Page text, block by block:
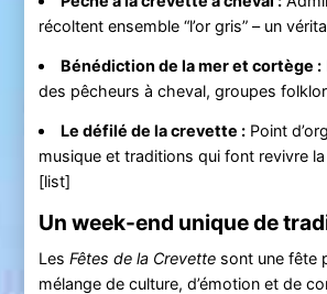
récoltent ensemble “l’or gris” – un
Bénédiction de la mer et cortège :
des pêcheurs à cheval, groupes
Le défilé de la crevette : Point
musique et traditions qui font revivre
[list]
Un week-end unique de
Les Fêtes de la Crevettesont une fête
mélange de culture, d’émotion et de